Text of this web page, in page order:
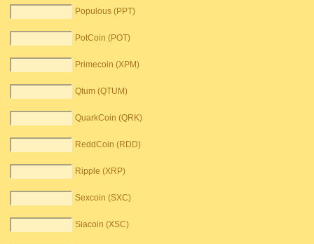
Populous (PPT)
PotCoin (POT)
Primecoin (XPM)
Qtum (QTUM)
QuarkCoin (QRK)
ReddCoin (RDD)
Ripple (XRP)
Sexcoin (SXC)
Siacoin (XSC)